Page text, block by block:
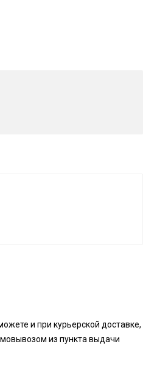
и при курьерской доставке,
из пункта выдачи